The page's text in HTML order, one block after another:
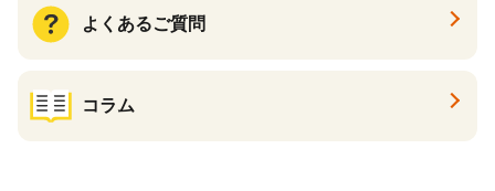
よくあるご質問
コラム